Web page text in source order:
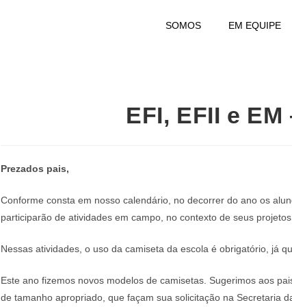
SOMOS EM EQUIPE
EFI, EFII e
Prezados pais,
Conforme consta em nosso calendário, no decorrer do ano os
participarão de atividades em campo, no contexto de seus
Nessas atividades, o uso da camiseta da escola é obrigatório, já
Este ano fizemos novos modelos de camisetas. Sugerimos aos
de tamanho apropriado, que façam sua solicitação na Secretaria